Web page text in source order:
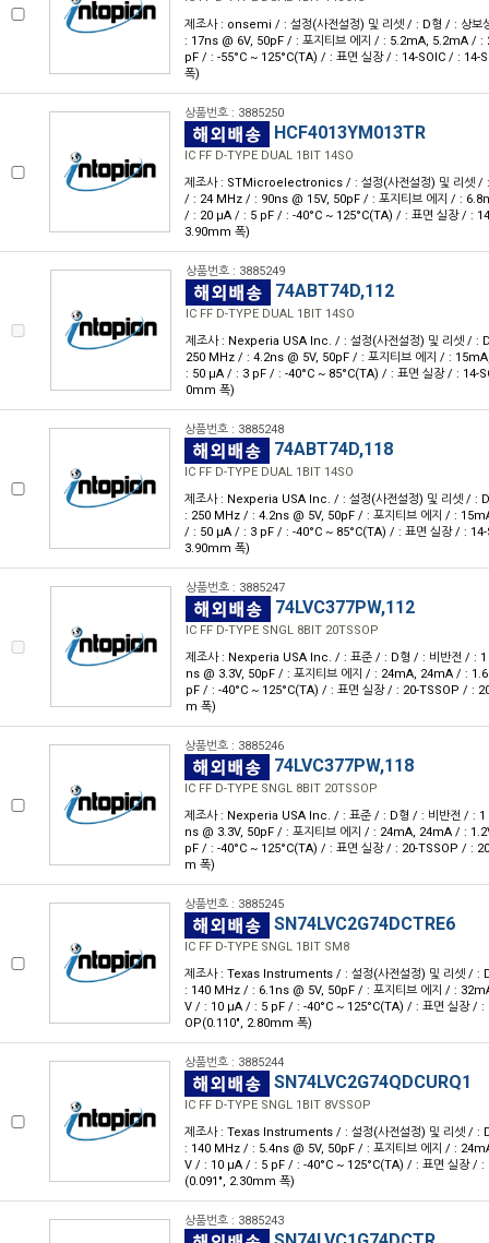
제조사 : onsemi / : 설정(사전설정) 및 리셋 / : D형 / : 상
: 17ns @ 6V, 50pF / : 포지티브 에지 / : 5.2mA, 5.2mA /
pF / : -55°C ~ 125°C(TA) / : 표면 실장 / : 14-SOIC / : 14-
폭)
상품번호 : 3885250
HCF4013YM013TR
IC FF D-TYPE DUAL 1BIT 14SO
제조사 : STMicroelectronics / : 설정(사전설정) 및 리셋 /
/ : 24 MHz / : 90ns @ 15V, 50pF / : 포지티브 에지 / :
/ : 20 μA / : 5 pF / : -40°C ~ 125°C(TA) / : 표면 실장 / :
3.90mm 폭)
상품번호 : 3885249
74ABT74D,112
IC FF D-TYPE DUAL 1BIT 14SO
제조사 : Nexperia USA Inc. / : 설정(사전설정) 및 리셋 / :
250 MHz / : 4.2ns @ 5V, 50pF / : 포지티브 에지 / :
: 50 μA / : 3 pF / : -40°C ~ 85°C(TA) / : 표면 실장 / : 14-
0mm 폭)
상품번호 : 3885248
74ABT74D,118
IC FF D-TYPE DUAL 1BIT 14SO
제조사 : Nexperia USA Inc. / : 설정(사전설정) 및 리셋 / :
: 250 MHz / : 4.2ns @ 5V, 50pF / : 포지티브 에지 / :
/ : 50 μA / : 3 pF / : -40°C ~ 85°C(TA) / : 표면 실장 / :
3.90mm 폭)
상품번호 : 3885247
74LVC377PW,112
IC FF D-TYPE SNGL 8BIT 20TSSOP
제조사 : Nexperia USA Inc. / : 표준 / : D형 / : 비반전 / :
ns @ 3.3V, 50pF / : 포지티브 에지 / : 24mA, 24mA / :
pF / : -40°C ~ 125°C(TA) / : 표면 실장 / : 20-TSSOP / :
m 폭)
상품번호 : 3885246
74LVC377PW,118
IC FF D-TYPE SNGL 8BIT 20TSSOP
제조사 : Nexperia USA Inc. / : 표준 / : D형 / : 비반전 / :
ns @ 3.3V, 50pF / : 포지티브 에지 / : 24mA, 24mA / :
pF / : -40°C ~ 125°C(TA) / : 표면 실장 / : 20-TSSOP / :
m 폭)
상품번호 : 3885245
SN74LVC2G74DCTRE6
IC FF D-TYPE SNGL 1BIT SM8
제조사 : Texas Instruments / : 설정(사전설정) 및 리셋 / :
: 140 MHz / : 6.1ns @ 5V, 50pF / : 포지티브 에지 / :
V / : 10 μA / : 5 pF / : -40°C ~ 125°C(TA) / : 표면 실장 / :
OP(0.110", 2.80mm 폭)
상품번호 : 3885244
SN74LVC2G74QDCURQ1
IC FF D-TYPE SNGL 1BIT 8VSSOP
제조사 : Texas Instruments / : 설정(사전설정) 및 리셋 / :
: 140 MHz / : 5.4ns @ 5V, 50pF / : 포지티브 에지 / :
V / : 10 μA / : 5 pF / : -40°C ~ 125°C(TA) / : 표면 실장 / :
(0.091", 2.30mm 폭)
상품번호 : 3885243